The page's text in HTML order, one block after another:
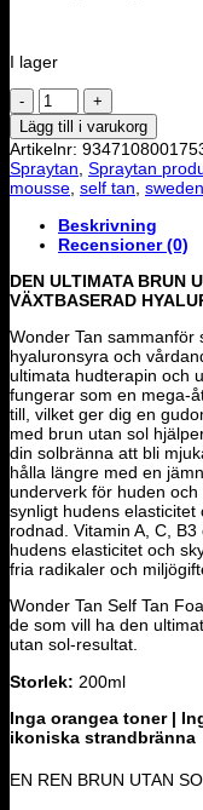
I lager
Wonder
Tan
Brun
utan
sol
mängd
Lägg till i varukorg
Artikelnr:
Spraytan, Spraytan
mousse, self tan, sweden
Beskrivning
Recensioner (0)
DEN ULTIMATA BRUN
VÄXTBASERAD
Wonder Tan sammanför
hyaluronsyra och
ultimata hudterapin och
fungerar som en mega-
till, vilket ger dig en
med brun utan sol
din solbränna att bli
hålla längre med en
underverk för huden
synligt hudens
rodnad. Vitamin A, C,
hudens elasticitet och
fria radikaler och
Wonder Tan Self Tan
de som vill ha den
utan sol-resultat.
Storlek: 200ml
Inga orangea toner |
ikoniska strandbränna
EN REN BRUN UTAN